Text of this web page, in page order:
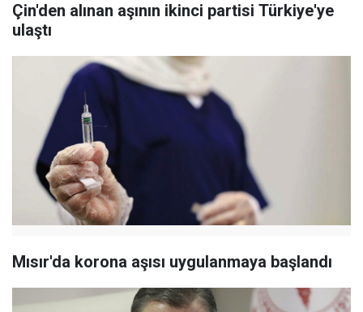
Çin'den alınan aşının ikinci partisi Türkiye'ye
ulaştı
Mısır'da korona aşısı uygulanmaya başlandı